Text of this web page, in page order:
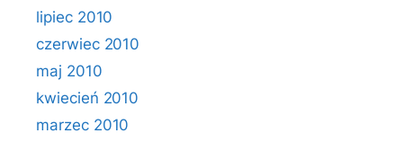
lipiec 2010
czerwiec 2010
maj 2010
kwiecień 2010
marzec 2010